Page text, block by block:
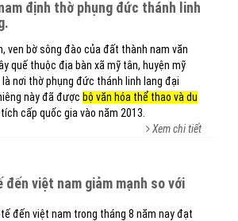
ven bờ sông đào của đất thành nam văn
quế thuộc địa bàn xã mỹ tân, huyện mỹ
nơi thờ phụng đức thánh linh lang đại
này đã được bộ văn hóa thể thao và du
cấp quốc gia vào năm 2013.
Xem chi tiết
đến việt nam trong tháng 8 năm nay đạt